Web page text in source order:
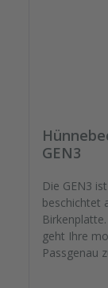
GEN3
Die GEN3
beschichtet
geht Ihre
Passgenau